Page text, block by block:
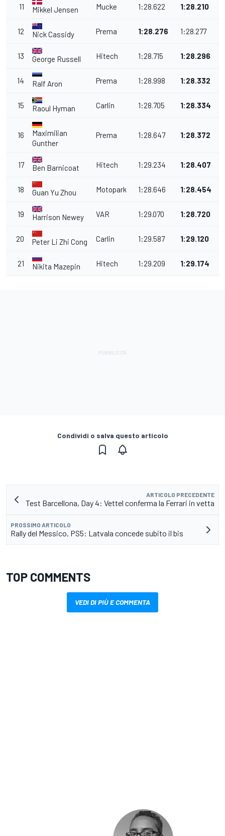
11 Mikkel Jensen Mucke 1:28.622 1:28.210
12 Nick Cassidy Prema 1:28.276 1:28.277
13 George Russell Hitech 1:28.715 1:28.296
14 Ralf Aron Prema 1:28.998 1:28.332
15 Raoul Hyman Carlin 1:28.705 1:28.334
16
Maximilian
Gunther
Prema 1:28.647 1:28.372
17 Ben Barnicoat Hitech 1:29.234 1:28.407
18 Guan Yu Zhou Motopark 1:28.646 1:28.454
19 Harrison Newey VAR 1:29.070 1:28.720
20 Peter Li Zhi Cong Carlin 1:29.587 1:29.120
21 Nikita Mazepin Hitech 1:29.209 1:29.174
Condividi o salva questo articolo
ARTICOLO PRECEDENTE
Test Barcellona, Day 4: Vettel conferma la Ferrari in vetta
PROSSIMO ARTICOLO
Rally del Messico, PS5: Latvala concede subito il bis
TOP COMMENTS
VEDI DI PIÙ E COMMENTA